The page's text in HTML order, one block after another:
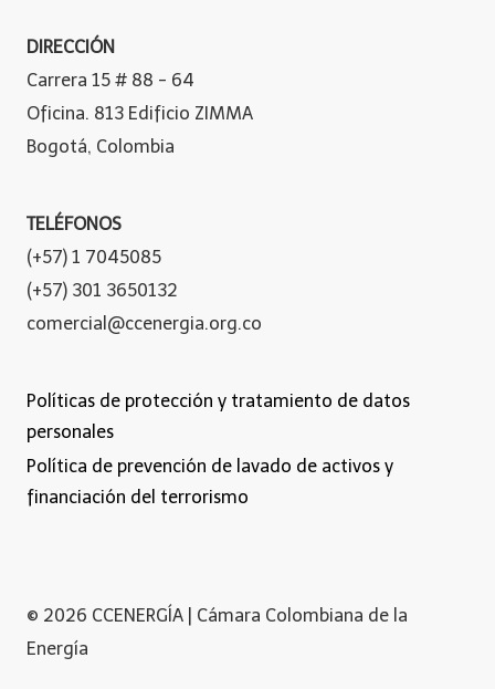
DIRECCIÓN
Carrera 15 # 88 - 64
Oficina. 813 Edificio ZIMMA
Bogotá, Colombia
TELÉFONOS
(+57) 1 7045085
(+57) 301 3650132
comercial@ccenergia.org.co
Políticas de protección y tratamiento de datos
personales
Política de prevención de lavado de activos y
financiación del terrorismo
© 2026 CCENERGÍA | Cámara Colombiana de la
Energía